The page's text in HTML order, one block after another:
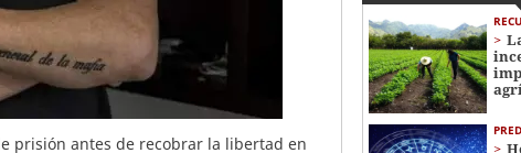
prisión antes de recobrar la libertad en